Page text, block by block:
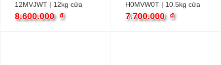
12MVJWT | 12kg cửa
trên inverter
8.600.000 ₫
H0MVW0T | 10.5kg cửa
trên inverter
7.700.000 ₫